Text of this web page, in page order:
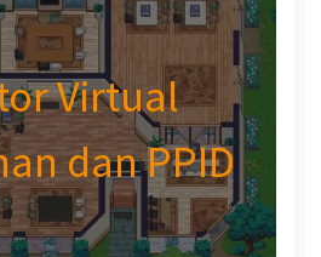
Virtual
dan PPID